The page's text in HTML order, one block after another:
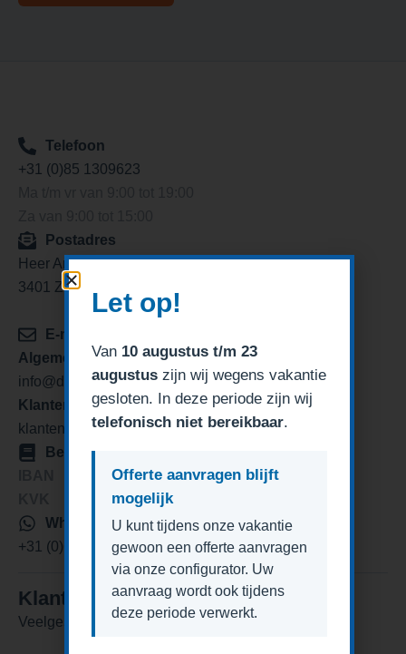
Telefoon
+31 (0)85 1309623
Postadres
Heer Arendstraat 11
3401 ZP IJsselstein
E-mail
Algemeen/verkoop
info@degaragedeurexpert.nl
Klantenservice
klantenservice@degaragedeurexpert.nl
Bedrijfsgegevens
NL84KNAB0259813281
76488977
Whatsapp
+31 (0)6 42384442
Klantenservice
Veelgestelde vragen
Let op!
Van 10 augustus t/m 23
augustus zijn wij wegens vakantie
gesloten. In deze periode zijn wij
telefonisch niet bereikbaar.
Offerte aanvragen blijft
mogelijk
U kunt tijdens onze vakantie
gewoon een offerte aanvragen
via onze configurator. Uw
aanvraag wordt ook tijdens
deze periode verwerkt.